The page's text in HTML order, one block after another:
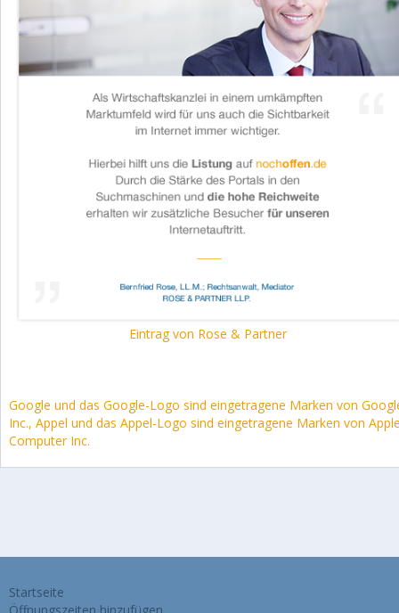
Eintrag von Rose & Partner
Google und das Google-Logo sind eingetragene Marken von
Inc., Appel und das Appel-Logo sind eingetragene Marken von
Computer Inc.
Startseite
Öffnungszeiten hinzufügen